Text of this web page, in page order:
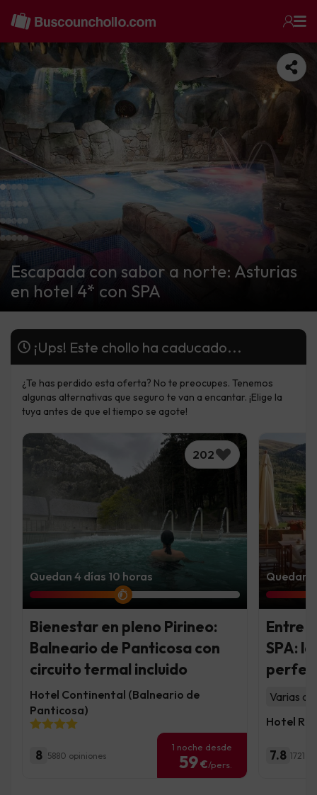
Escapada con sabor a norte: Asturias
en hotel 4* con SPA
¡Ups! Este chollo ha caducado...
¿Te has perdido esta oferta? No te preocupes. Tenemos
algunas alternativas que seguro te van a encantar. ¡Elige la
tuya antes de que el tiempo se agote!
202
Quedan 4 días 10 horas
Bienestar en pleno Pirineo:
Balneario de Panticosa con
circuito termal incluido
Hotel Continental (Balneario de
Panticosa)
8 5880 opiniones
1 noche desde
59€/pers.
Quedan
Entre
SPA:
Varias
Hotel
7.8 1721